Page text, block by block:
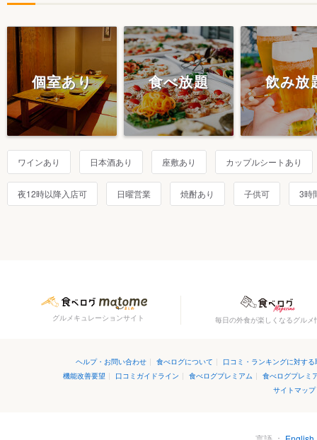
個室あり 食べ放題 飲み放
ワインあり 日本酒あり 座敷あり カップルシートあり
夜12時以降入店可 日曜営業 焼酎あり 子供可 3時
グルメキュレーションサイト 毎日の外食が楽しくなるグルメ
ヘルプ・お問い合わせ | 食べログについて | 口コミ・ランキングに対す
機能改善要望 | 口コミガイドライン | 食べログプレミアム | 食べログプレミ
サイトマップ